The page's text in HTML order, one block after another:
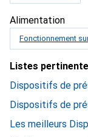
Alimentation
Fonctionnement
Listes
Dispositifs de
Dispositifs de
Les meilleurs